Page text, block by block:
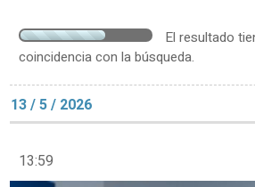
El resultado
coincidencia con la búsqueda.
13 / 5 / 2026
13:59